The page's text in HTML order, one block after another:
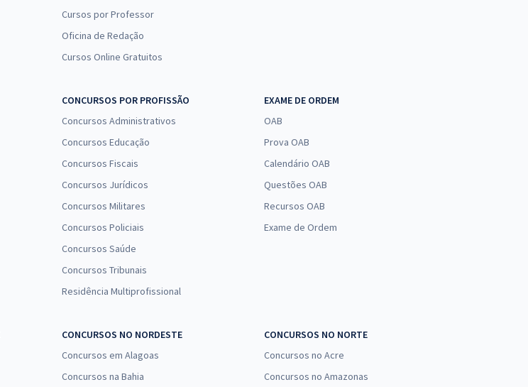
Cursos por Professor
Oficina de Redação
Cursos Online Gratuitos
CONCURSOS POR PROFISSÃO
Concursos Administrativos
Concursos Educação
Concursos Fiscais
Concursos Jurídicos
Concursos Militares
Concursos Policiais
Concursos Saúde
Concursos Tribunais
Residência Multiprofissional
EXAME DE ORDEM
OAB
Prova OAB
Calendário OAB
Questões OAB
Recursos OAB
Exame de Ordem
CONCURSOS NO NORDESTE
Concursos em Alagoas
Concursos na Bahia
CONCURSOS NO NORTE
Concursos no Acre
Concursos no Amazonas